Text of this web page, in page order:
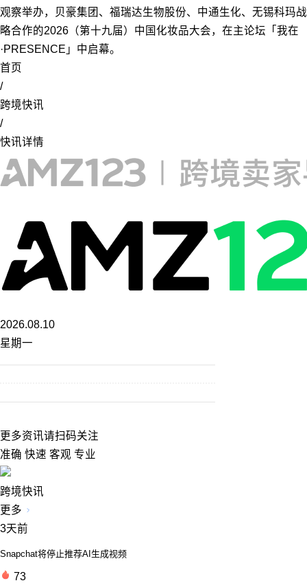
观察举办，贝豪集团、福瑞达生物股份、中通生化、无锡科玛战
略合作的2026（第十九届）中国化妆品大会，在主论坛「我在
·PRESENCE」中启幕。
首页
/
跨境快讯
/
快讯详情
2026.08.10
星期一
更多资讯请扫码关注
准确 快速 客观 专业
跨境快讯
更多
3天前
Snapchat将停止推荐AI生成视频
73